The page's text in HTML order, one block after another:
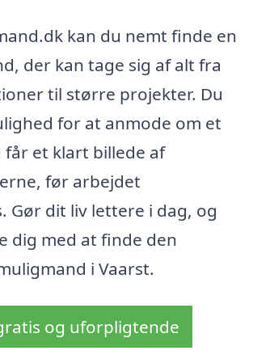
kan du nemt finde en
der kan tage sig af alt fra
til større projekter. Du
for at anmode om et
får et klart billede af
før arbejdet
Gør dit liv lettere i dag, og
dig med at finde den
i Vaarst.
og uforpligtende